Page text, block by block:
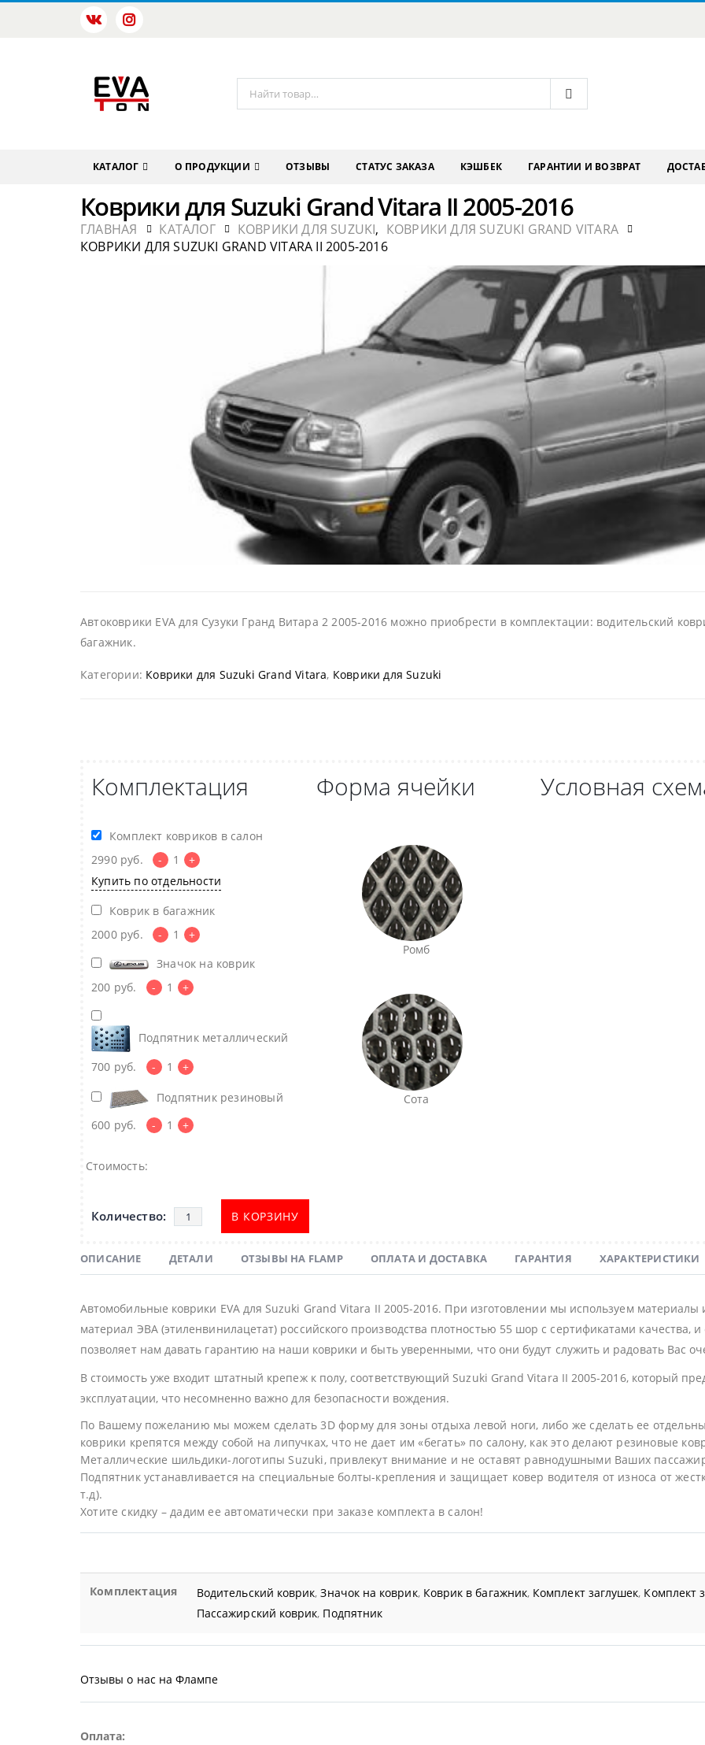
КАТАЛОГ О ПРОДУКЦИИ ОТЗЫВЫ СТАТУС ЗАКАЗА КЭШБЕК ГАРАНТИИ И ВОЗВРАТ
Коврики для Suzuki Grand Vitara II 2005-2016
ГЛАВНАЯ КАТАЛОГ КОВРИКИ ДЛЯ SUZUKI, КОВРИКИ ДЛЯ SUZUKI GRAND VITARA
КОВРИКИ ДЛЯ SUZUKI GRAND VITARA II 2005-2016
Автоковрики EVA для Сузуки Гранд Витара 2 2005-2016 можно приобрести в комплектации: водительский
багажник.
Категории: Коврики для Suzuki Grand Vitara, Коврики для Suzuki
Комплектация
Комплект ковриков в салон
2990 руб. - 1
+
Купить по отдельности
Коврик в багажник
2000 руб. - 1
+
Значок на коврик
200 руб. - 1 +
Подпятник металлический
700 руб. - 1 +
Подпятник резиновый
600 руб. - 1 +
Форма ячейки
Ромб
Сота
Условная
Стоимость:
В КОРЗИНУ
ОПИСАНИЕ ДЕТАЛИ ОТЗЫВЫ НА FLAMP ОПЛАТА И ДОСТАВКА ГАРАНТИЯ ХАРАКТЕРИСТИКИ
Автомобильные коврики EVA для Suzuki Grand Vitara II 2005-2016. При изготовлении мы используем
материал ЭВА (этиленвинилацетат) российского производства плотностью 55 шор с сертификатами качества,
позволяет нам давать гарантию на наши коврики и быть уверенными, что они будут служить и радовать Вас
В стоимость уже входит штатный крепеж к полу, соответствующий Suzuki Grand Vitara II 2005-2016, который
эксплуатации, что несомненно важно для безопасности вождения.
По Вашему пожеланию мы можем сделать 3D форму для зоны отдыха левой ноги, либо же сделать ее
коврики крепятся между собой на липучках, что не дает им «бегать» по салону, как это делают резиновые
Металлические шильдики-логотипы Suzuki, привлекут внимание и не оставят равнодушными Ваших
Подпятник устанавливается на специальные болты-крепления и защищает ковер водителя от износа от
т.д).
Хотите скидку – дадим ее автоматически при заказе комплекта в салон!
Комплектация Водительский коврик,Значок на коврик, Коврик в багажник, Комплект заглушек, Комплект
Пассажирский коврик, Подпятник
Отзывы о нас на Флампе
Оплата: